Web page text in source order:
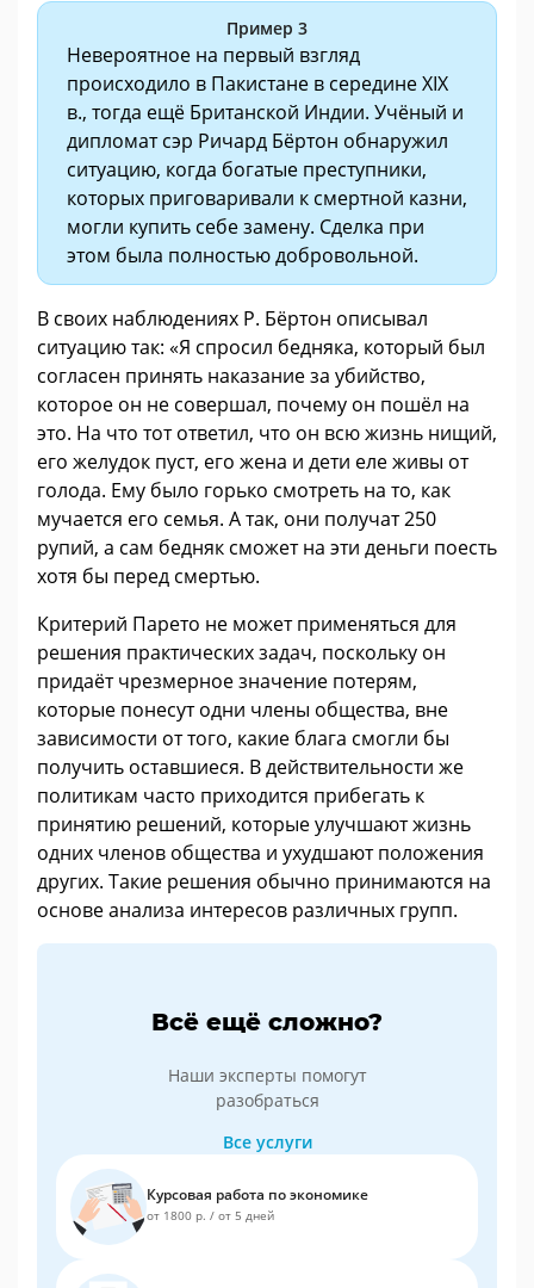
Пример 3
Невероятное на первый взгляд
происходило в Пакистане в середине XIX
в., тогда ещё Британской Индии. Учёный и
дипломат сэр Ричард Бёртон обнаружил
ситуацию, когда богатые преступники,
которых приговаривали к смертной казни,
могли купить себе замену. Сделка при
этом была полностью добровольной.
В своих наблюдениях Р. Бёртон описывал
ситуацию так: «Я спросил бедняка, который был
согласен принять наказание за убийство,
которое он не совершал, почему он пошёл на
это. На что тот ответил, что он всю жизнь нищий,
его желудок пуст, его жена и дети еле живы от
голода. Ему было горько смотреть на то, как
мучается его семья. А так, они получат 250
рупий, а сам бедняк сможет на эти деньги поесть
хотя бы перед смертью.
Критерий Парето не может применяться для
решения практических задач, поскольку он
придаёт чрезмерное значение потерям,
которые понесут одни члены общества, вне
зависимости от того, какие блага смогли бы
получить оставшиеся. В действительности же
политикам часто приходится прибегать к
принятию решений, которые улучшают жизнь
одних членов общества и ухудшают положения
других. Такие решения обычно принимаются на
основе анализа интересов различных групп.
Всё ещё сложно?
Наши эксперты помогут
разобраться
Все услуги
Курсовая работа по экономике
от 1800 р. / от 5 дней